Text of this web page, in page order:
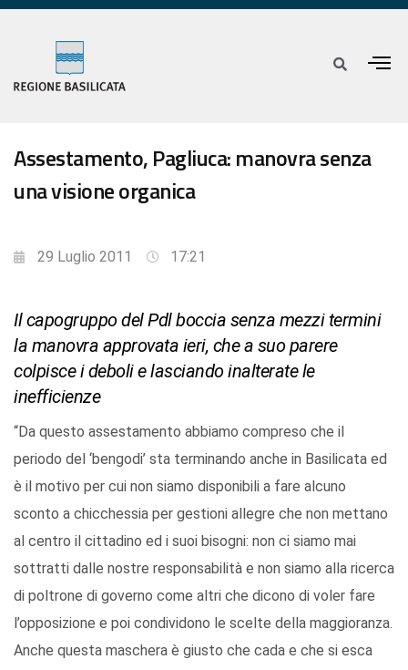
Assestamento, Pagliuca: manovra senza
una visione organica
29 Luglio 2011 17:21
Il capogruppo del Pdl boccia senza mezzi termini
la manovra approvata ieri, che a suo parere
colpisce i deboli e lasciando inalterate le
inefficienze
“Da questo assestamento abbiamo compreso che il
periodo del ‘bengodi’ sta terminando anche in Basilicata ed
è il motivo per cui non siamo disponibili a fare alcuno
sconto a chicchessia per gestioni allegre che non mettano
al centro il cittadino ed i suoi bisogni: non ci siamo mai
sottratti dalle nostre responsabilità e non siamo alla ricerca
di poltrone di governo come altri che dicono di voler fare
l’opposizione e poi condividono le scelte della maggioranza.
Anche questa maschera è giusto che cada e che si esca